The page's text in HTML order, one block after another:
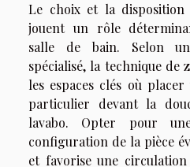
Le choix et la disposition
jouent un rôle
salle de bain. Selon
spécialisé, la technique
les espaces clés où
particulier devant la
lavabo. Opter pour
configuration de la pièce
et favorise une